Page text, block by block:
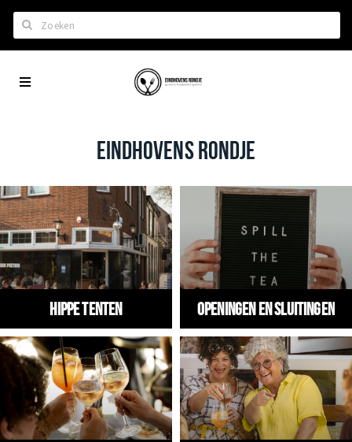
Home
Het laatste nieuws in Eindhoven
Roddels...
Restaurants en meer
Agenda
Hotels
Te koop en te huur
Winkels
Werken
Aanbiedingen
City
EINDHOVENS RONDJE
Hippe tenten Openingen en Sluitingen